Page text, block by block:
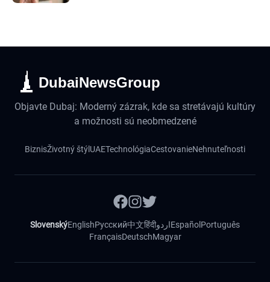
DubaiNewsGroup
Objavte Dubaj: Moderný zázrak, kde sa stretávajú kultúry
a možnosti sú neobmedzené
BiznisŽivotný štýl UAETechnológiaCestovanieNehnuteľnosti
SlovenskýEnglishРусский中文हिंदीاردوEspañol Português
FrançaisDeutschMagyar